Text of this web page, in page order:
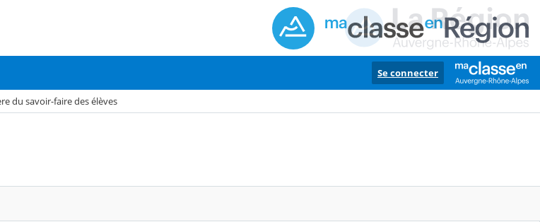
Se connecter
du savoir-faire des élèves